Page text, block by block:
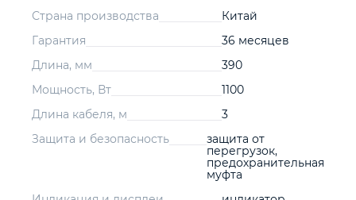
Страна производства
Китай
Гарантия
36 месяцев
Длина, мм
390
Мощность, Вт
1100
Длина кабеля, м
3
Защита и безопасность
защита от
перегрузок,
предохранительная
муфта